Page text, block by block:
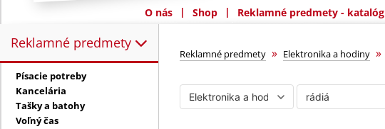
O nás | Shop | Reklamné predmety - katalóg
Reklamné predmety
Reklamné predmety:
Písacie potreby
Kancelária
Tašky a batohy
Voľný čas
rádiá
Reklamné predmety » Elektronika a hodiny »